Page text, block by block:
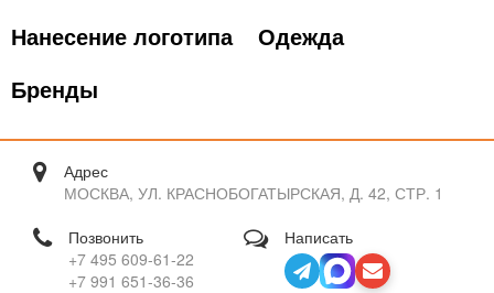
Нанесение логотипа
Одежда
Бренды
Адрес
МОСКВА, УЛ. КРАСНОБОГАТЫРСКАЯ, Д. 42, СТР. 1
Позвонить
+7 495 609-61-22
+7 991 651-36-36
Написать